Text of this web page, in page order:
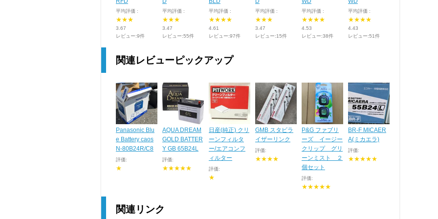
平均評価 :
★★★
3.67
レビュー:9件
平均評価 :
★★★
3.47
レビュー:55件
平均評価 :
★★★★
4.61
レビュー:97件
平均評価 :
★★★
3.47
レビュー:15件
平均評価 :
★★★★
4.53
レビュー:38件
平均評価 :
★★★★
4.43
レビュー:51件
関連レビューピックアップ
Panasonic Blu
e Battery caos
N-80B24R/C8
評価:
★
AQUA DREAM
GOLD BATTER
Y GB 65B24L
評価:
★★★★★
日産(純正) クリ
ーンフィルタ
ー/エアコンフ
ィルター
評価:
★
GMB スタビラ
イザーリンク
評価:
★★★★
P&G ファブリ
ーズ イージー
クリップ グリ
ーンミスト ２
個セット
評価:
★★★★★
BR-F MICAER
A(ミカエラ)
評価:
★★★★★
関連リンク